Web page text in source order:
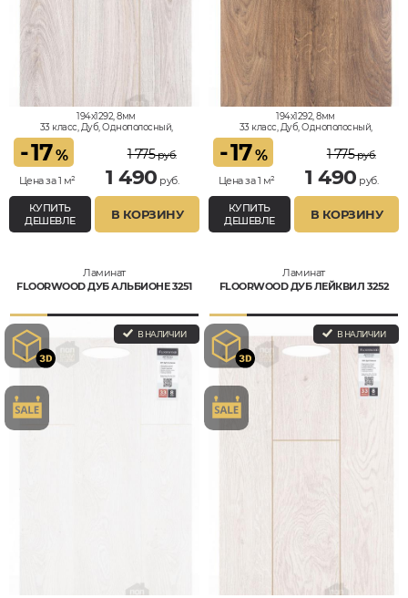
194x1292, 8мм
33 класс, Дуб, Однополосный,
-17%
Цена за 1 м²
1 775руб.
1 490 руб.
КУПИТЬ
ДЕШЕВЛЕ
В КОРЗИНУ
194x1292, 8мм
33 класс, Дуб, Однополосный,
-17%
Цена за 1 м²
1 775руб.
1 490 руб.
КУПИТЬ
ДЕШЕВЛЕ
В КОРЗИНУ
Ламинат
FLOORWOOD ДУБ АЛЬБИОНЕ 3251
В НАЛИЧИИ
Ламинат
FLOORWOOD ДУБ ЛЕЙКВИЛ 3252
В НАЛИЧИИ